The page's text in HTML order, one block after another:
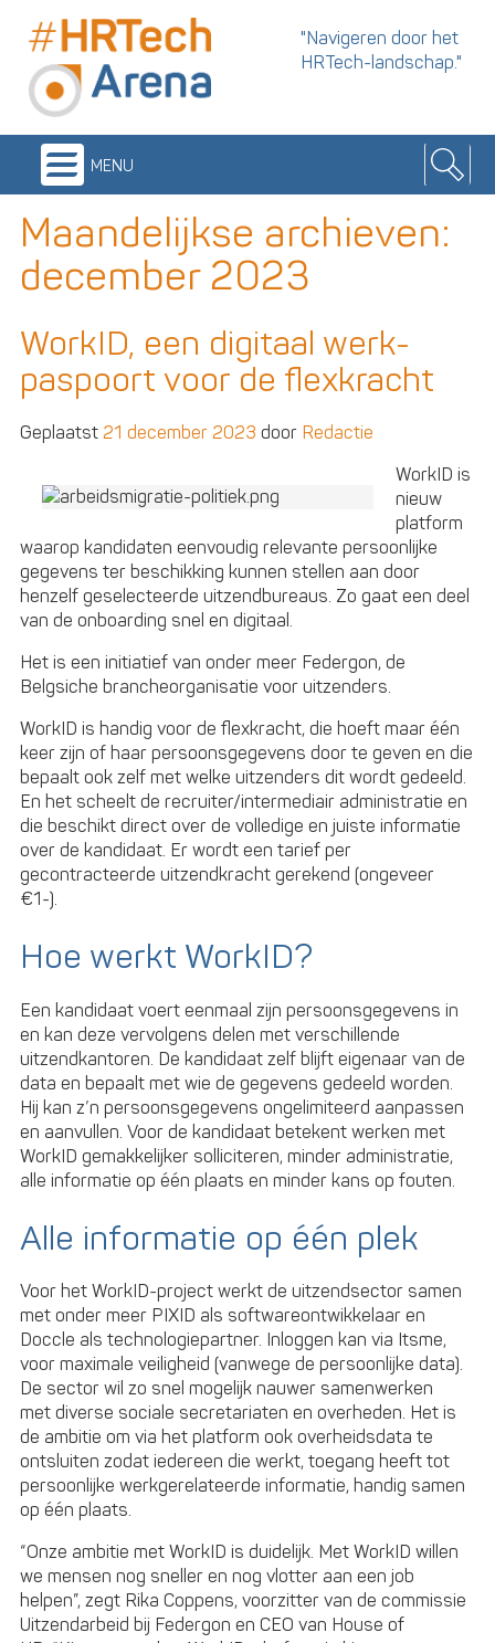
"Navigeren door het
HRTech-landschap."
menu
Maandelijkse archieven:
december 2023
WorkID, een digitaal werk-
paspoort voor de flexkracht
Geplaatst 21 december 2023 door Redactie
WorkID is
nieuw
platform
waarop kandidaten eenvoudig relevante persoonlijke
gegevens ter beschikking kunnen stellen aan door
henzelf geselecteerde uitzendbureaus. Zo gaat een deel
van de onboarding snel en digitaal.
Het is een initiatief van onder meer Federgon, de
Belgsiche brancheorganisatie voor uitzenders.
WorkID is handig voor de flexkracht, die hoeft maar één
keer zijn of haar persoonsgegevens door te geven en die
bepaalt ook zelf met welke uitzenders dit wordt gedeeld.
En het scheelt de recruiter/intermediair administratie en
die beschikt direct over de volledige en juiste informatie
over de kandidaat. Er wordt een tarief per
gecontracteerde uitzendkracht gerekend (ongeveer
€1-).
Hoe werkt WorkID?
Een kandidaat voert eenmaal zijn persoonsgegevens in
en kan deze vervolgens delen met verschillende
uitzendkantoren. De kandidaat zelf blijft eigenaar van de
data en bepaalt met wie de gegevens gedeeld worden.
Hij kan z’n persoonsgegevens ongelimiteerd aanpassen
en aanvullen. Voor de kandidaat betekent werken met
WorkID gemakkelijker solliciteren, minder administratie,
alle informatie op één plaats en minder kans op fouten.
Alle informatie op één plek
Voor het WorkID-project werkt de uitzendsector samen
met onder meer PIXID als softwareontwikkelaar en
Doccle als technologiepartner. Inloggen kan via Itsme,
voor maximale veiligheid (vanwege de persoonlijke data).
De sector wil zo snel mogelijk nauwer samenwerken
met diverse sociale secretariaten en overheden. Het is
de ambitie om via het platform ook overheidsdata te
ontsluiten zodat iedereen die werkt, toegang heeft tot
persoonlijke werkgerelateerde informatie, handig samen
op één plaats.
“Onze ambitie met WorkID is duidelijk. Met WorkID willen
we mensen nog sneller en nog vlotter aan een job
helpen”, zegt Rika Coppens, voorzitter van de commissie
Uitzendarbeid bij Federgon en CEO van House of